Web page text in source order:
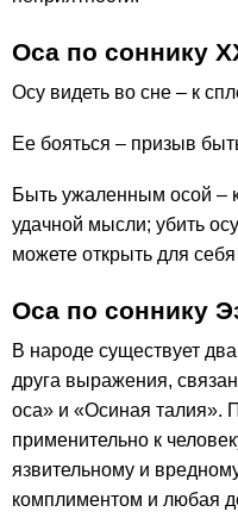
Оса по соннику
Осу видеть во сне – к
Ее бояться – призыв
Быть ужаленным осой –
удачной мысли; убить
можете открыть для
Оса по соннику
В народе существует
друга выражения,
оса» и «Осиная талия».
применительно к
язвительному и
комплиментом и любая